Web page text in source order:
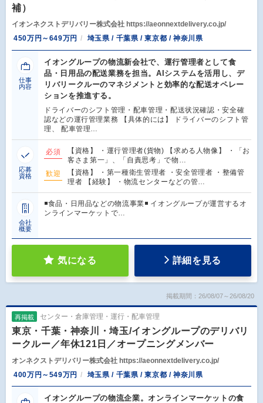
補）
イオンネクストデリバリー株式会社 https://aeonnextdelivery.co.jp/
450万円～649万円
埼玉県 / 千葉県 / 東京都 / 神奈川県
仕事
内容
イオングループの物流新会社で、運行管理者として食
品・日用品の配送業務を担当。AIシステムを活用し、デ
リバリークルーのマネジメントと効率的な配送オペレー
ションを推進する。
ドライバーのシフト管理・配車管理・配送状況確認・安全確
認などの運行管理業務 【具体的には】 ドライバーのシフト管
理、 配車管理…
応募
資格
必須
【資格】 ・運行管理者(貨物) 【求める人物像】 ・「お
客さま第一」、「自責思考」で物…
歓迎
【資格】 ・第一種衛生管理者 ・安全管理者 ・整備管
理者 【経験】 ・物流センターなどの管…
会社
概要
◾️食品・日用品などの物流事業◾️ イオングループが運営するオ
ンラインマーケットで…
気になる 詳細を見る
掲載期間：26/08/07～26/08/20
再掲載 センター・倉庫管理・運行・配車管理
東京・千葉・神奈川・埼玉/イオングループのデリバリ
ークルー／年休121日／オープニングメンバー
オンネクストデリバリー株式会社 https://aeonnextdelivery.co.jp/
400万円～549万円
埼玉県 / 千葉県 / 東京都 / 神奈川県
イオングループの物流企業。オンラインマーケットの食